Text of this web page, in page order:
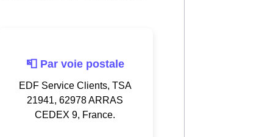
📮 Par voie postale
EDF Service Clients, TSA
21941, 62978 ARRAS
CEDEX 9, France.